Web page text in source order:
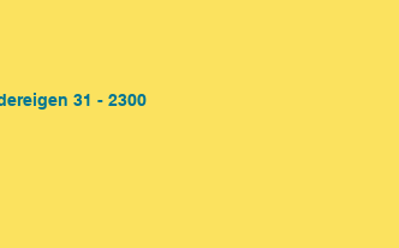
31 - 2300